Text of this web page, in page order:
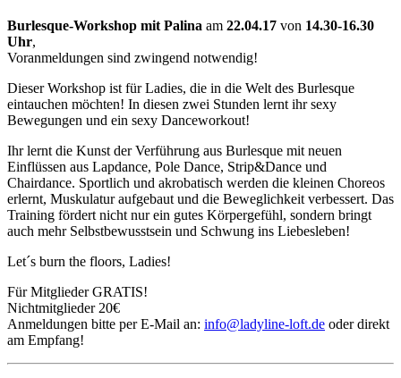
Burlesque-Workshop mit Palina am 22.04.17 von 14.30-16.30
Uhr,
Voranmeldungen sind zwingend notwendig!
Dieser Workshop ist für Ladies, die in die Welt des Burlesque
eintauchen möchten! In diesen zwei Stunden lernt ihr sexy
Bewegungen und ein sexy Danceworkout!
Ihr lernt die Kunst der Verführung aus Burlesque mit neuen
Einflüssen aus Lapdance, Pole Dance, Strip&Dance und
Chairdance. Sportlich und akrobatisch werden die kleinen Choreos
erlernt, Muskulatur aufgebaut und die Beweglichkeit verbessert. Das
Training fördert nicht nur ein gutes Körpergefühl, sondern bringt
auch mehr Selbstbewusstsein und Schwung ins Liebesleben!
Let´s burn the floors, Ladies!
Für Mitglieder GRATIS!
Nichtmitglieder 20€
Anmeldungen bitte per E-Mail an: info@ladyline-loft.de oder direkt
am Empfang!